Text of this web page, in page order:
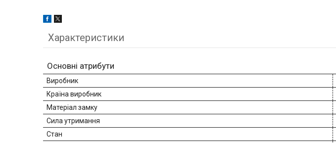
Характеристики
Основні атрибути
Виробник
Країна виробник
Матеріал замку
Сила утримання
Стан